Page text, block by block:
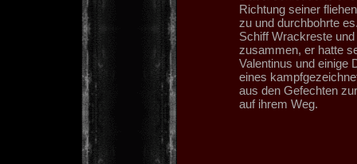
Richtung seiner
zu und durchbohrte
Schiff Wrackreste
zusammen, er hatte
Valentinus und einige
eines
aus den Gefechten
auf ihrem Weg.